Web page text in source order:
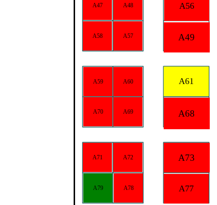
A47 A48
A49
A56
A57
A58
A59 A60 A61
A69
A70
A71 A72 A73
A77
A78
A79
A68